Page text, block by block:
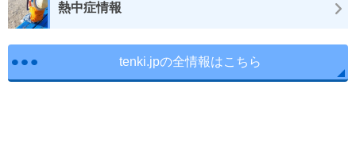
熱中症情報
tenki.jpの全情報はこちら